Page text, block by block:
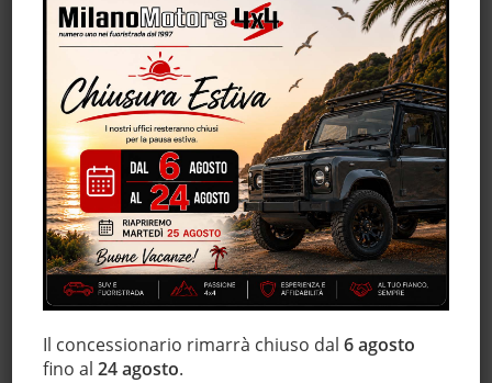
Fari LED
Fendinebbia
Frenata d'emergenza assistita
Hill holder
Immobilizzatore elettronico
Isofix
Leve al volante
Marmitta catalitica
Monitoraggio pressione pneumatici
MP3
Regolazione elettrica sedili
Sedile posteriore sdoppiato
Il concessionario rimarrà chiuso dal6 agosto
fino al24 agosto.